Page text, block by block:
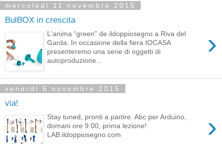
mercoledì 11 novembre 2015
BulBOX in crescita
›
L'anima “green” de ildoppiosegno a Riva del
Garda. In occasione della fiera IOCASA
presenteremo una serie di oggetti di
autoproduzione...
venerdì 6 novembre 2015
via!
›
Stay tuned, pronti a partire. Abc per Arduino,
domani ore 9.00, prima lezione!
LAB.ildoppiosegno.com